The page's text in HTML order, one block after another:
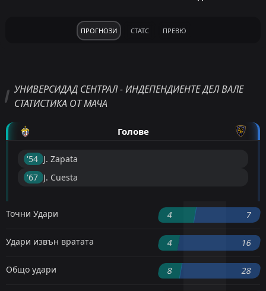
ПРОГНОЗИ СТАТС ПРЕВЮ
УНИВЕРСИДАД СЕНТРАЛ - ИНДЕПЕНДИЕНТЕ ДЕЛ ВАЛЕ
СТАТИСТИКА ОТ МАЧА
Голове
'54 ︎ J. Zapata
'67 ︎ J. Cuesta
Точни Удари 4 7
Удари извън вратата 4 16
Общо удари 8 28